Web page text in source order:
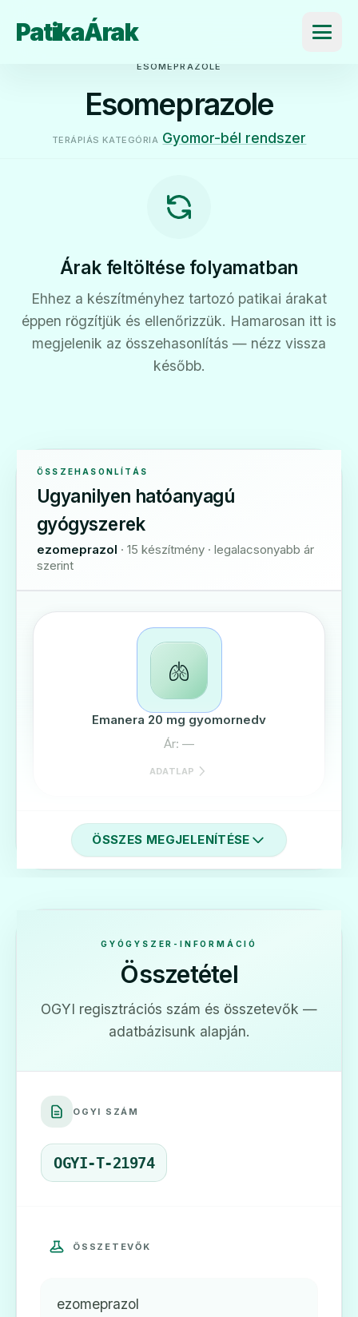
PatikaÁrak
ESOMEPRAZOLE
Esomeprazole
TERÁPIÁS KATEGÓRIA Gyomor-bél rendszer
Árak feltöltése folyamatban
Ehhez a készítményhez tartozó patikai árakat
éppen rögzítjük és ellenőrizzük. Hamarosan itt is
megjelenik az összehasonlítás — nézz vissza
később.
ÖSSZEHASONLÍTÁS
Ugyanilyen hatóanyagú
gyógyszerek
ezomeprazol · 15 készítmény · legalacsonyabb ár
szerint
🫁
Emanera 20 mg gyomornedv
Ár: —
ADATLAP
🫁
Ár: —
ADATLAP
🫁
Ár: —
ADATLAP
ÖSSZES MEGJELENÍTÉSE
GYÓGYSZER-INFORMÁCIÓ
Összetétel
OGYI regisztrációs szám és összetevők —
adatbázisunk alapján.
OGYI SZÁM
OGYI-T-21974
ÖSSZETEVŐK
ezomeprazol